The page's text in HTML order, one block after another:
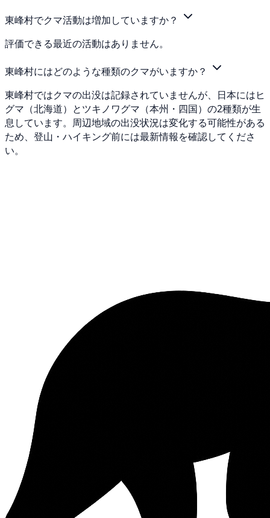
東峰村でクマ活動は増加していますか？
評価できる最近の活動はありません。
東峰村にはどのような種類のクマがいますか？
東峰村ではクマの出没は記録されていませんが、日本にはヒ
グマ（北海道）とツキノワグマ（本州・四国）の2種類が生
息しています。周辺地域の出没状況は変化する可能性がある
ため、登山・ハイキング前には最新情報を確認してくださ
い。